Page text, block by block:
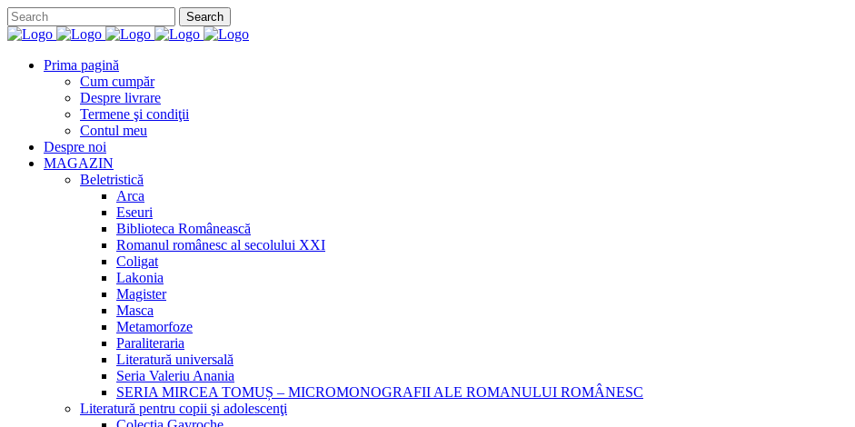
Prima pagină
Cum cumpăr
Despre livrare
Termene şi condiţii
Contul meu
Despre noi
MAGAZIN
Beletristică
Arca
Eseuri
Biblioteca Românească
Romanul românesc al secolului XXI
Coligat
Lakonia
Magister
Masca
Metamorfoze
Paraliteraria
Literatură universală
Seria Valeriu Anania
SERIA MIRCEA TOMUȘ – MICROMONOGRAFII ALE ROMANULUI ROMÂNESC
Literatură pentru copii şi adolescenţi